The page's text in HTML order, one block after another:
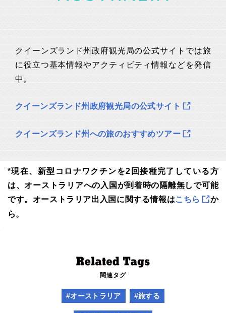
クイーンズランド州政府観光局の公式サイトでは旅
に役立つ基本情報やアクティビティ情報などを発信
中。
クイーンズランド州政府観光局の公式サイト
クイーンズランド州への旅のおすすめツアー
*現在、新型コロナワクチンを2回接種完了している方
は、オーストラリアへの入国が到着時の隔離無しで可能
です。オーストラリア出入国に関する情報はこちら
か
ら。
関連タグ
#オーストラリア #旅する